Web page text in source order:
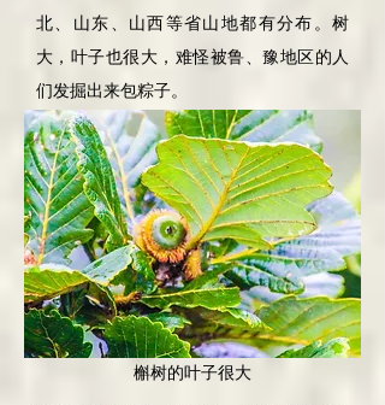
北、山东、山西等省山地都有分布。树
大，叶子也很大，难怪被鲁、豫地区的人
们发掘出来包粽子。
槲树的叶子很大